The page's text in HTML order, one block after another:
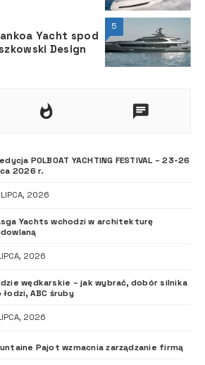
5
Yacht spod
Design
POLBOAT YACHTING FESTIVAL – 23-26
2026 r.
2026
Yachts wchodzi w architekturę
2026
wędkarskie – jak wybrać, dobór silnika
łodzi, ABC śruby
2026
Pajot wzmacnia zarządzanie firmą